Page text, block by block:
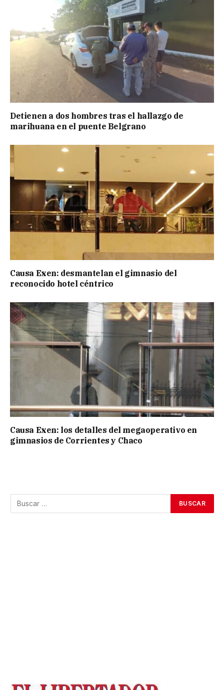
Detienen a dos hombres tras el hallazgo de
marihuana en el puente Belgrano
Causa Exen: desmantelan el gimnasio del
reconocido hotel céntrico
Causa Exen: los detalles del megaoperativo en
gimnasios de Corrientes y Chaco